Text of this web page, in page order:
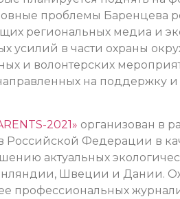
проблемы Баренцева
региональных медиа и
усилий в части охраны
и волонтерских
на поддержку
2021» организован в
Российской Федерации в
актуальных
Швеции и Дании.
профессиональных